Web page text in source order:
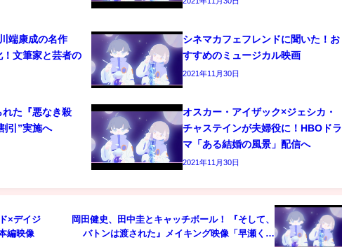
端康成の名作
！文筆家と芸者の
シネマカフェフレンドに聞いた！お
すすめのミュージカル映画
2021年11月30日
た『悪なき殺
引”実施へ
オスカー・アイザック×ジェシカ・
チャステインが夫婦役に！HBOドラ
マ「ある結婚の風景」配信へ
2021年11月30日
×デイジ
編映像
岡田健史、田中圭とキャッチボール！ 『そして、
バトンは渡された』メイキング映像「早瀬くん